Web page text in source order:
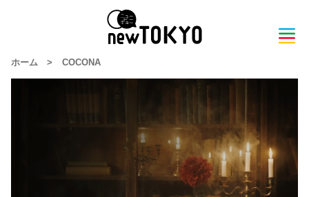
ホーム > COCONA